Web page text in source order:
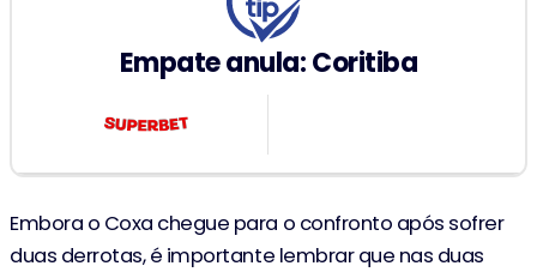
Empate anula: Coritiba
Embora o Coxa chegue para o confronto após sofrer
duas derrotas, é importante lembrar que nas duas